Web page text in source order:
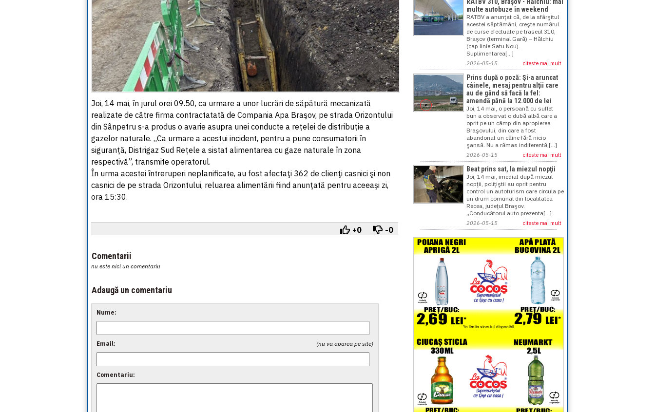
Joi, 14 mai, în jurul orei 09.50, ca urmare a unor lucrări de săpătură mecanizată
realizate de către firma contractatată de Compania Apa Braşov, pe strada Orizontului
din Sânpetru s-a produs o avarie asupra unei conducte a reţelei de distribuţie a
gazelor naturale. „Ca urmare a acestui incident, pentru a pune consumatorii în
siguranţă, Distrigaz Sud Reţele a sistat alimentarea cu gaze naturale în zona
respectivă”, transmite operatorul.
În urma acestei întreruperi neplanificate, au fost afectaţi 362 de clienţi casnici şi non
casnici de pe strada Orizontului, reluarea alimentării fiind anunţată pentru aceeaşi zi,
ora 15:30.
+0 -0
Comentarii
nu este nici un comentariu
Adaugă un comentariu
Nume:
(nu va aparea pe site)
Email:
Comentariu:
multe autobuze în weekend
RATBV a anunţat că, de la sfârşitul
acestei săptămâni, creşte numărul
de curse efectuate pe traseul 310,
Braşov (terminal Gară) – Hălchiu
(cap linie Satu Nou).
Suplimentarea[...]
2026-05-15 citeste mai mult
Prins după o poză: Şi-a aruncat
câinele, mesaj pentru alţii care
au de gând să facă la fel:
amendă până la 12.000 de lei
Joi, 14 mai, o persoană cu suflet
bun a observat o dubă albă care a
oprit pe un câmp din apropierea
Braşovului, din care a fost
abandonat un câine fără nicio
şansă. Nu a rămas indiferentă,[...]
2026-05-15 citeste mai mult
Beat prins sat, la miezul nopţii
Joi, 14 mai, imediat după miezul
nopţii, poliţiştii au oprit pentru
control un autoturism care circula pe
un drum comunal din localitatea
Recea, judeţul Braşov.
„Conducătorul auto prezenta[...]
2026-05-15 citeste mai mult